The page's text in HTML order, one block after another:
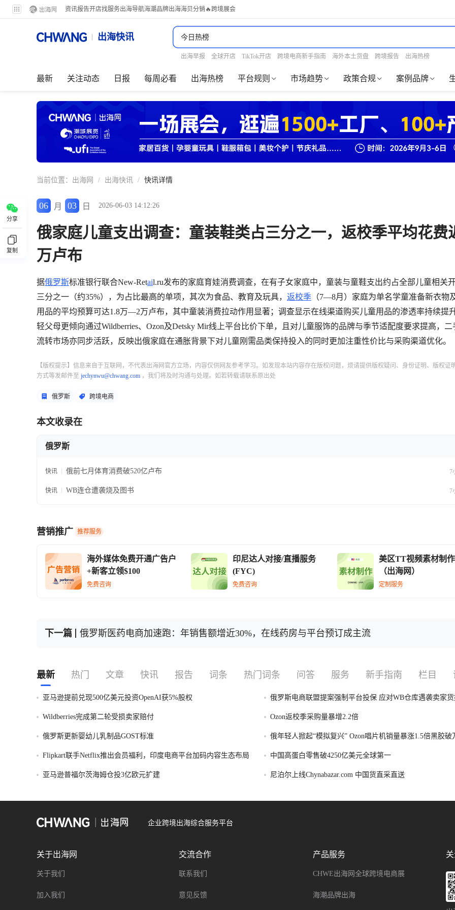
资讯报告开店找服务出海导航海潮品牌出海海贝分销 🔥跨境展会
出海快讯
出海早报 全球开店 TikTok开店 跨境电商新手指南 海外本土货盘 跨境报告 出海热榜
最新 关注动态 日报 每周必看 出海热榜 平台规则 市场趋势 政策合规 案例品牌
当前位置： 出海网 / 出海快讯 / 快讯详情
分享
复制
06 月 03 日 2026-06-03 14:12:26
俄家庭儿童支出调查：童装鞋类占三分之一，返校季平均花费
万卢布
据俄罗斯标准银行联合New-Retail.ru发布的家庭育娃消费调查，在有子女家庭中，童装与童鞋支出约占全部儿童相关
三分之一（约35%），为占比最高的单项，其次为食品、教育及玩具， 返校季 （7—8月）家庭为单名学童准备新衣物
用品的平均预算可达1.8万—2万卢布，其中童装消费拉动作用显著；调查显示在线渠道购买儿童用品的渗透率持续提
轻父母更倾向通过Wildberries、Ozon及Detsky Mir线上平台比价下单，且对儿童服饰的品牌与季节适配度要求提高，二
流转市场亦同步活跃，反映出俄家庭在通胀背景下对儿童刚需品类保持投入的同时更加注重性价比与采购渠道优化。
【版权提示】信息来自于互联网，不代表出海网官方立场，内容仅供网友参考学习。如发现本站内容存在版权问题，烦请提供版权疑问、身份证明、版权证
方式等发邮件至 jechynwu@chwang.com ，我们将及时沟通与处理。如若转载请联系原出处
俄罗斯 跨境电商
本文收录在
俄罗斯
快讯 俄前七月体育消费破520亿卢布 7
快讯 WB连仓遭袭烧及图书 7
营销推广 推荐服务
海外媒体免费开通广告户
+新客立领$100
免费咨询
印尼达人对接/直播服务
(FYC)
免费咨询
美区TT视频素材制作
（出海网）
定制服务
下一篇 俄罗斯医药电商加速跑：年销售额增近30%，在线药房与平台预订成主流
最新 热门 文章 快讯 报告 词条 热门词条 问答 服务 新手指南 栏目
亚马逊提前兑现500亿美元投资OpenAI获5%股权 俄罗斯电商联盟提案强制平台投保 应对WB仓库遇袭卖家
Wildberries完成第二轮受损卖家赔付 Ozon返校季采购量暴增2.2倍
俄罗斯更新婴幼儿乳制品GOST标准 俄年轻人掀起“模拟复兴” Ozon唱片机销量暴涨1.5倍黑胶破
Flipkart联手Netflix推出会员福利，印度电商平台加码内容生态布局 中国高蛋白零售破4250亿美元全球第一
亚马逊普福尔茨海姆仓投3亿欧元扩建 尼泊尔上线Chynabazar.com 中国货直采直送
企业跨境出海综合服务平台
关于出海网
关于我们
加入我们
交流合作
联系我们
意见反馈
产品服务
CHWE出海网全球跨境电商展
海潮品牌出海
关